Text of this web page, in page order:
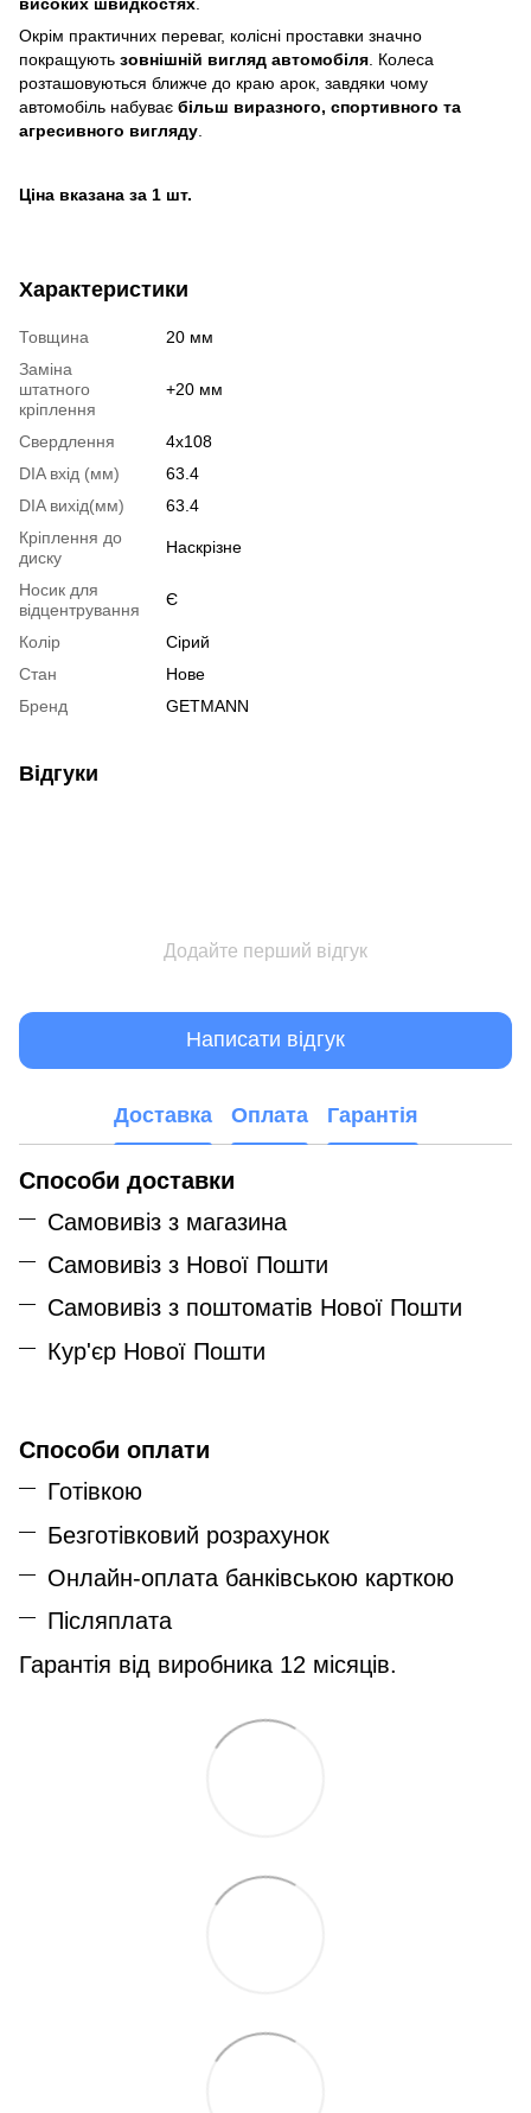
Окрім практичних переваг, колісні проставки значно
покращують зовнішній вигляд автомобіля . Колеса
розташовуються ближче до краю арок, завдяки чому
автомобіль набуває більш виразного, спортивного та
агресивного вигляду
Ціна вказана за 1 шт.
Характеристики
Товщина
20 мм
Заміна
штатного
кріплення
+20 мм
Свердлення
4x108
DIA вхід (мм)
63.4
DIA вихід(мм)
63.4
Кріплення до
диску
Наскрізне
Носик для
відцентрування
Є
Колір
Сірий
Стан
Нове
Бренд
GETMANN
Відгуки
Додайте перший відгук
Написати відгук
Доставка Оплата Гарантія
Способи доставки
Самовивіз з магазина
Самовивіз з Нової Пошти
Самовивіз з поштоматів Нової Пошти
Кур'єр Нової Пошти
Способи оплати
Готівкою
Безготівковий розрахунок
Онлайн-оплата банківською карткою
Післяплата
Гарантія від виробника 12 місяців.